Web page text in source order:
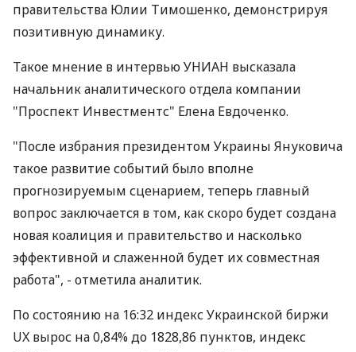
правительства Юлии Тимошенко, демонстрируя
позитивную динамику.
Такое мнение в интервью УНИАН высказала
начальник аналитического отдела компании
"Проспект Инвестментс" Елена Евдоченко.
"После избрания президентом Украины Януковича
такое развитие событий было вполне
прогнозируемым сценарием, теперь главный
вопрос заключается в том, как скоро будет создана
новая коалиция и правительство и насколько
эффективной и слаженной будет их совместная
работа", - отметила аналитик.
По состоянию на 16:32 индекс Украинской биржи
UX вырос на 0,84% до 1828,86 пунктов, индекс